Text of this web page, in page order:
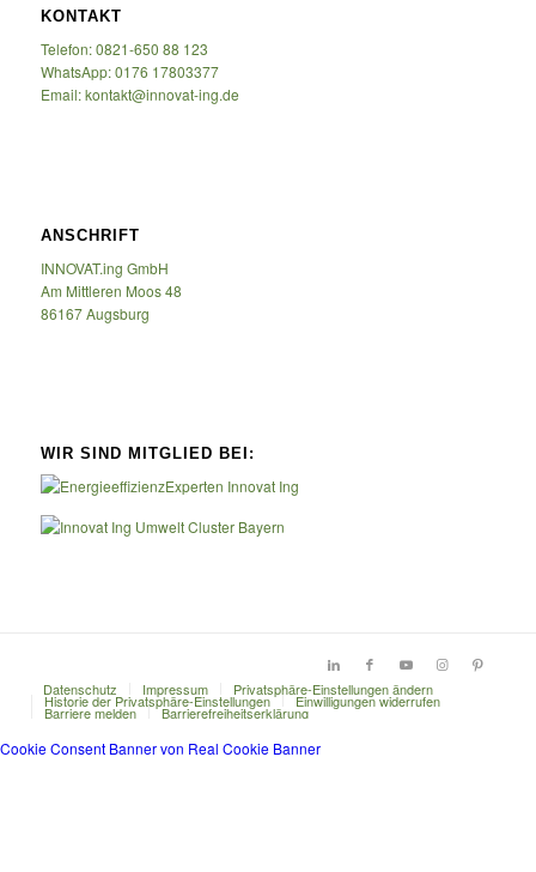
KONTAKT
Telefon: 0821-650 88 123
WhatsApp: 0176 17803377
Email: kontakt@innovat-ing.de
ANSCHRIFT
INNOVAT.ing GmbH
Am Mittleren Moos 48
86167 Augsburg
WIR SIND MITGLIED BEI:
Datenschutz Impressum Privatsphäre-Einstellungen ändern
Historie der Privatsphäre-Einstellungen Einwilligungen widerrufen
Barriere melden Barrierefreiheitserklärung
Cookie Consent Banner von Real Cookie Banner